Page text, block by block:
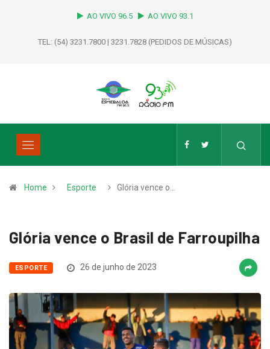
AO VIVO 96.5 AO VIVO 93.1
TEL: (54) 3231.7800 | 3231.7828 (PEDIDOS DE MÚSICAS)
Home Esporte Glória vence o…
Glória vence o Brasil de Farroupilha
ESPORTE 26 de junho de 2023